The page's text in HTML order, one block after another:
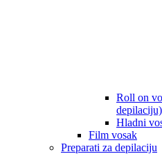
Roll on
depilaciju)
Hladni
Film vosak
Preparati za depilaciju